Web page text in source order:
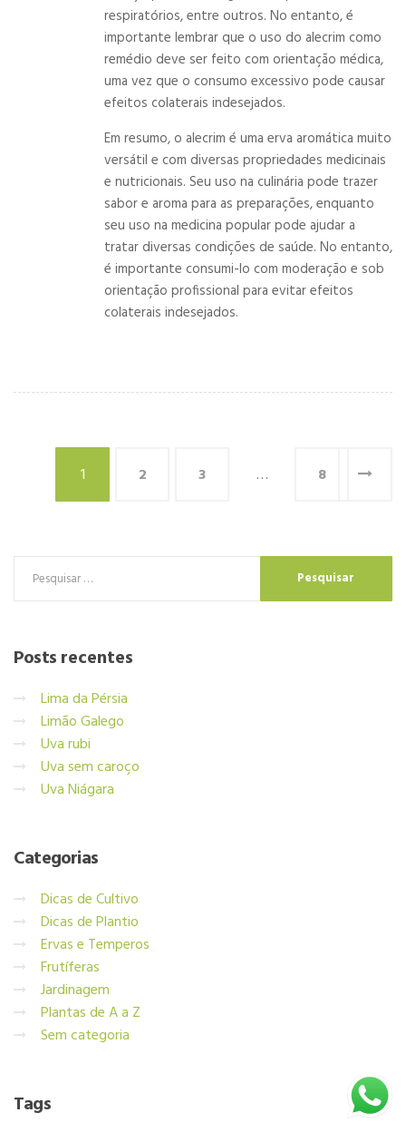
respiratórios, entre outros. No entanto, é
importante lembrar que o uso do alecrim como
remédio deve ser feito com orientação médica,
uma vez que o consumo excessivo pode causar
efeitos colaterais indesejados.
Em resumo, o alecrim é uma erva aromática muito
versátil e com diversas propriedades medicinais
e nutricionais. Seu uso na culinária pode trazer
sabor e aroma para as preparações, enquanto
seu uso na medicina popular pode ajudar a
tratar diversas condições de saúde. No entanto,
é importante consumi-lo com moderação e sob
orientação profissional para evitar efeitos
colaterais indesejados.
1 2 3 … 8
Postsrecentes
Lima da Pérsia
Limão Galego
Uva rubi
Uva sem caroço
Uva Niágara
Categorias
Dicas de Cultivo
Dicas de Plantio
Ervas e Temperos
Frutíferas
Jardinagem
Plantas de A a Z
Sem categoria
Tags